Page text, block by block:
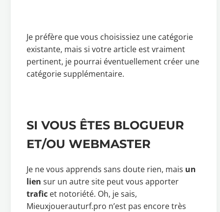
Je préfère que vous choisissiez une catégorie
existante, mais si votre article est vraiment
pertinent, je pourrai éventuellement créer une
catégorie supplémentaire.
SI VOUS ÊTES BLOGUEUR
ET/OU WEBMASTER
Je ne vous apprends sans doute rien, mais un
lien sur un autre site peut vous apporter
trafic et notoriété. Oh, je sais,
Mieuxjouerauturf.pro n’est pas encore très